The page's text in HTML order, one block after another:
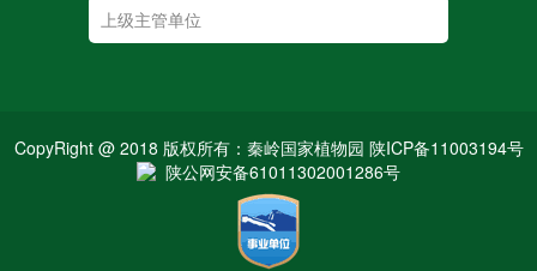
CopyRight @ 2018 版权所有：秦岭国家植物园 陕ICP备11003194号
陕公网安备61011302001286号